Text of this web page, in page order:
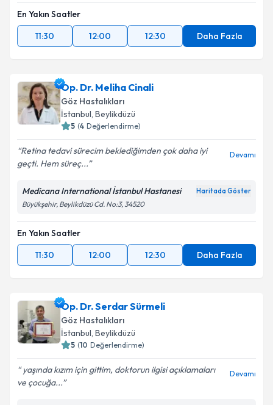
En Yakın Saatler
11:30
12:00 12:30 Daha Fazla
Op. Dr. Meliha Cinali
Göz Hastalıkları
İstanbul, Beylikdüzü
5 (4 Değerlendirme)
Retina tedavi sürecim beklediğimden çok daha iyi
geçti. Hem süreç...
Devamı
Medicana International İstanbul Hastanesi Haritada Göster
Büyükşehir, Beylikdüzü Cd. No:3, 34520
En Yakın Saatler
11:30
12:00 12:30 Daha Fazla
Op. Dr. Serdar Sürmeli
Göz Hastalıkları
İstanbul, Beylikdüzü
5 (10 Değerlendirme)
yaşında kızım için gittim, doktorun ilgisi açıklamaları
ve çocuğa...
Devamı